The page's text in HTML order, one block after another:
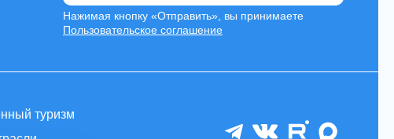
Нажимая кнопку «Отправить», вы принимаете
Пользовательское соглашение
туризм